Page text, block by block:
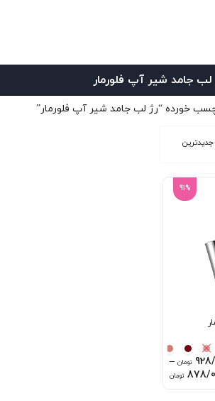
لب جامد شیر آپ فلورمار
خورده “رژ لب جامد شیر آپ فلورمار”
91%
تومان –
878/ تومانPrice